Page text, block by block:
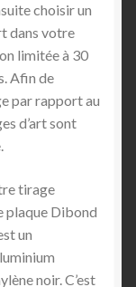
choisir un
dans votre
limitée à 30
Afin de
par rapport au
d’art sont
tirage
plaque Dibond
un
noir. C’est